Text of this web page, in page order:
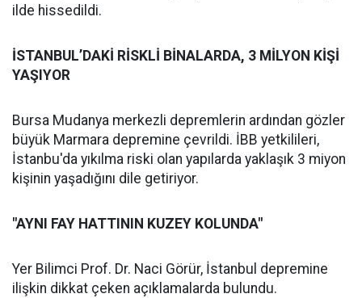
ilde hissedildi.
İSTANBUL’DAKİ RİSKLİ BİNALARDA, 3 MİLYON KİŞİ
YAŞIYOR
Bursa Mudanya merkezli depremlerin ardından gözler
büyük Marmara depremine çevrildi. İBB yetkilileri,
İstanbu'da yıkılma riski olan yapılarda yaklaşık 3 miyon
kişinin yaşadığını dile getiriyor.
"AYNI FAY HATTININ KUZEY KOLUNDA"
Yer Bilimci Prof. Dr. Naci Görür, İstanbul depremine
ilişkin dikkat çeken açıklamalarda bulundu.